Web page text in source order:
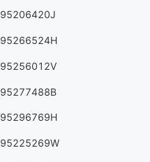
95206420J
95266524H
95256012V
95277488B
95296769H
95225269W